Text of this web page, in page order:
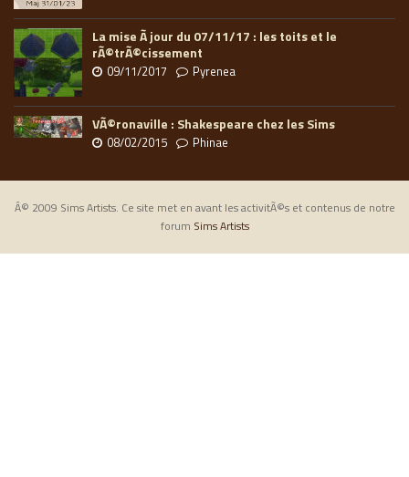
La mise Ã jour du 07/11/17 : les toits et le
rÃ©trÃ©cissement
09/11/2017 Pyrenea
VÃ©ronaville : Shakespeare chez les Sims
08/02/2015 Phinae
Â© 2009 Sims Artists. Ce site met en avant les activitÃ©s et contenus de notre
forum Sims Artists